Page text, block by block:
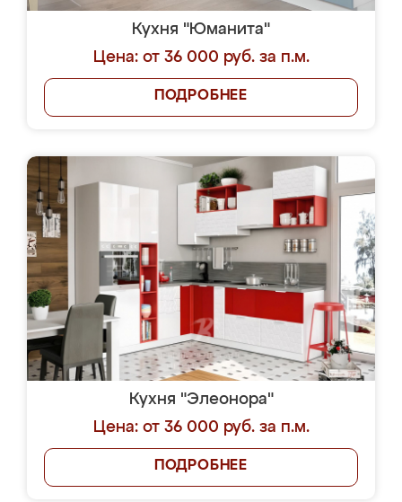
Кухня "Юманита"
Цена: от 36 000 руб. за п.м.
ПОДРОБНЕЕ
Кухня "Элеонора"
Цена: от 36 000 руб. за п.м.
ПОДРОБНЕЕ